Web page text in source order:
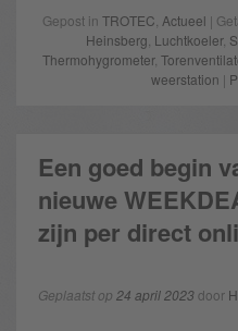
Gepost in TROTEC Actueel |
Heinsberg Luchtkoeler,
Thermohygrometer,
weerstation |
Een goed begin
nieuwe
zijn per direct
Geplaatst op 24 april 2023door